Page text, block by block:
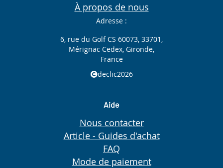
À propos de nous
Adresse :
6, rue du Golf CS 60073, 33701,
Mérignac Cedex, Gironde,
France
declic2026
Aide
Nous contacter
Article - Guides d'achat
FAQ
Mode de paiement